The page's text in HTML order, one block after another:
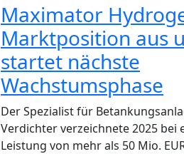
Maximator
Marktposition aus
startet nächste
Wachstumsphase
Der Spezialist für
Verdichter verzeichnete 2025 bei
Leistung von mehr als 50 Mio.